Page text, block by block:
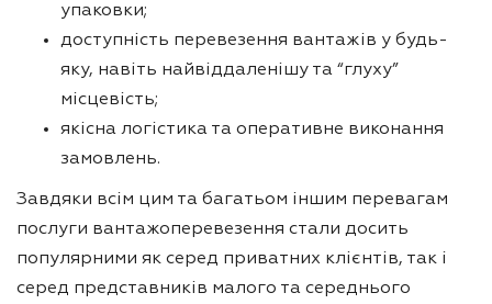
упаковки;
доступність перевезення вантажів у будь-
яку, навіть найвіддаленішу та “глуху”
місцевість;
якісна логістика та оперативне виконання
замовлень.
Завдяки всім цим та багатьом іншим перевагам
послуги вантажоперевезення стали досить
популярними як серед приватних клієнтів, так і
серед представників малого та середнього